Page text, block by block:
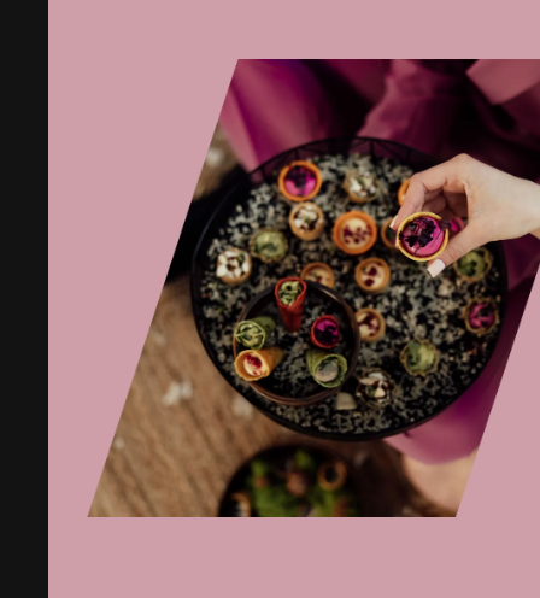
alyvuogių
mikrožalumynais